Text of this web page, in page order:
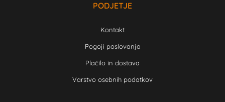
PODJETJE
Kontakt
Pogoji poslovanja
Plačilo in dostava
Varstvo osebnih podatkov